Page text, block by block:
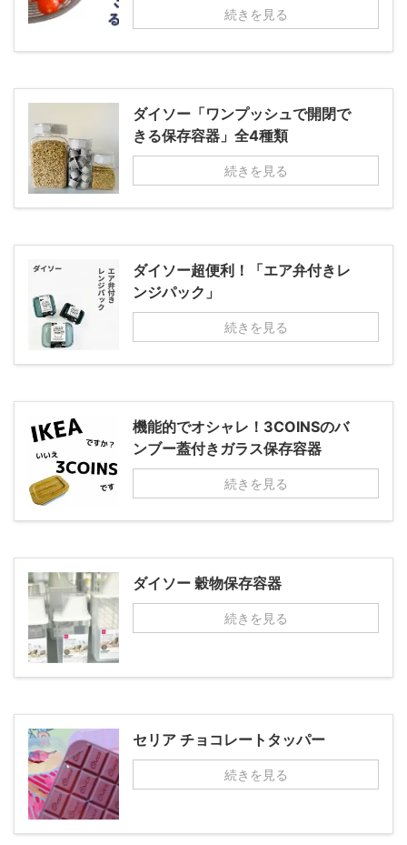
続きを見る
ダイソー「ワンプッシュで開閉で
きる保存容器」全4種類
続きを見る
ダイソー超便利！「エア弁付きレ
ンジパック」
続きを見る
機能的でオシャレ！3COINSのバ
ンブー蓋付きガラス保存容器
続きを見る
ダイソー 穀物保存容器
続きを見る
セリア チョコレートタッパー
続きを見る